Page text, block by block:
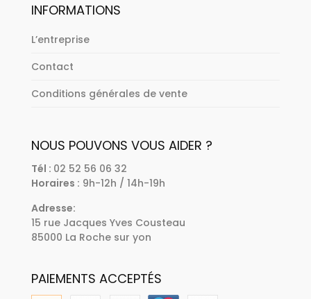
INFORMATIONS
L’entreprise
Contact
Conditions générales de vente
NOUS POUVONS VOUS AIDER ?
Tél : 02 52 56 06 32
Horaires : 9h-12h / 14h-19h
Adresse:
15 rue Jacques Yves Cousteau
85000 La Roche sur yon
PAIEMENTS ACCEPTÉS